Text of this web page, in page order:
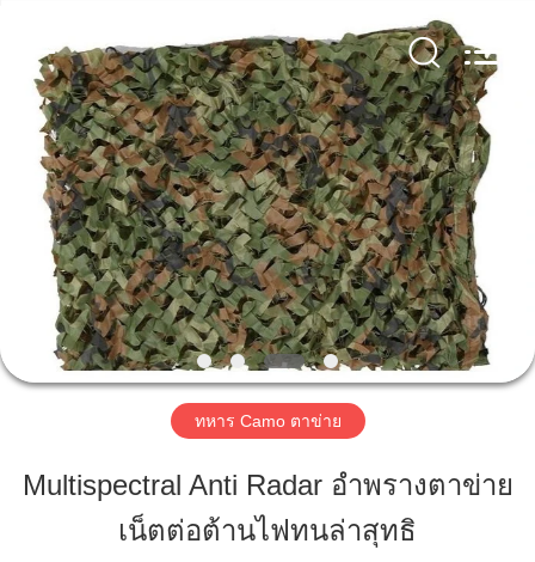
บ้าน
ผลิตภัณฑ์
เกี่ยว
กับ
Enterprise
Management
Services
Co.,LTD.
Reserved.
ทหาร Camo ตาข่าย
Multispectral Anti Radar อำพรางตาข่าย
เน็ตต่อต้านไฟทนล่าสุทธิ